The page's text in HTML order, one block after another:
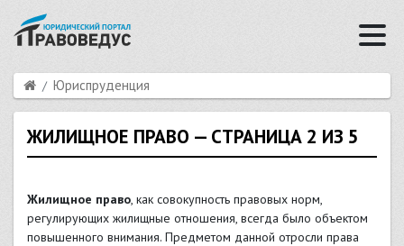
Юриспруденция
ЖИЛИЩНОЕ ПРАВО — СТРАНИЦА 2 ИЗ 5
Жилищное право, как совокупность правовых норм,
регулирующих жилищные отношения, всегда было объектом
повышенного внимания. Предметом данной отросли права